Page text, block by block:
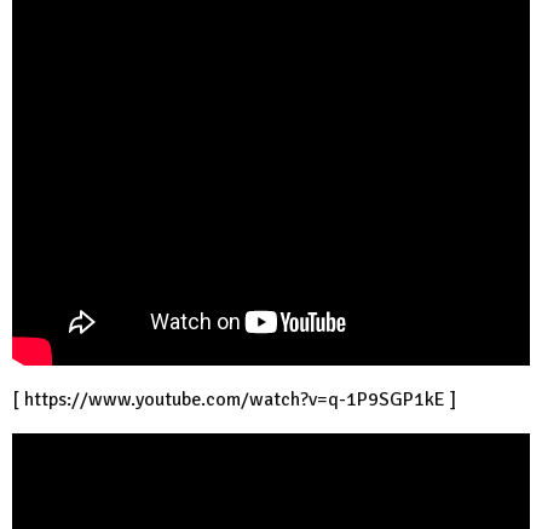
[ https://www.youtube.com/watch?v=q-1P9SGP1kE ]